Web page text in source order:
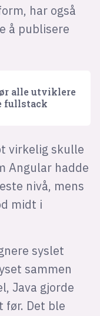
har også
å publisere
alle utviklere
fullstack
virkelig skulle
Angular hadde
nivå, mens
midt i
syslet
sammen
Java gjorde
før. Det ble